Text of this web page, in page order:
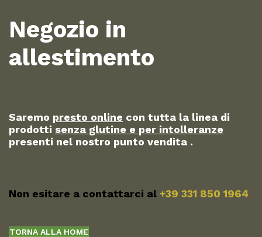
Negozio in
allestimento
Saremo presto online con tutta la linea di
prodotti senza glutine e per intolleranze
presenti nel nostro punto vendita .
Non esitare a contattarci al +39 331 850 1964
TORNA ALLA HOME